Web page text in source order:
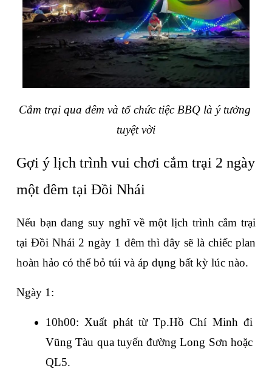
Cắm trại qua đêm và tổ chức tiệc BBQ là ý tưởng
tuyệt vời
Gợi ý lịch trình vui chơi cắm trại 2 ngày
một đêm tại Đồi Nhái
Nếu bạn đang suy nghĩ về một lịch trình cắm trại
tại Đồi Nhái 2 ngày 1 đêm thì đây sẽ là chiếc plan
hoàn hảo có thể bỏ túi và áp dụng bất kỳ lúc nào.
Ngày 1:
10h00: Xuất phát từ Tp.Hồ Chí Minh đi
Vũng Tàu qua tuyến đường Long Sơn hoặc
QL5.